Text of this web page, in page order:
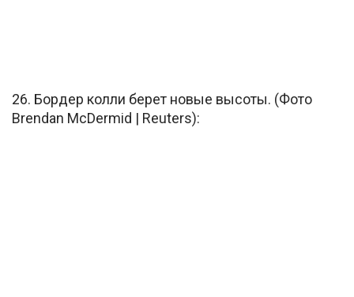
26. Бордер колли берет новые высоты. (Фото
Brendan McDermid | Reuters):